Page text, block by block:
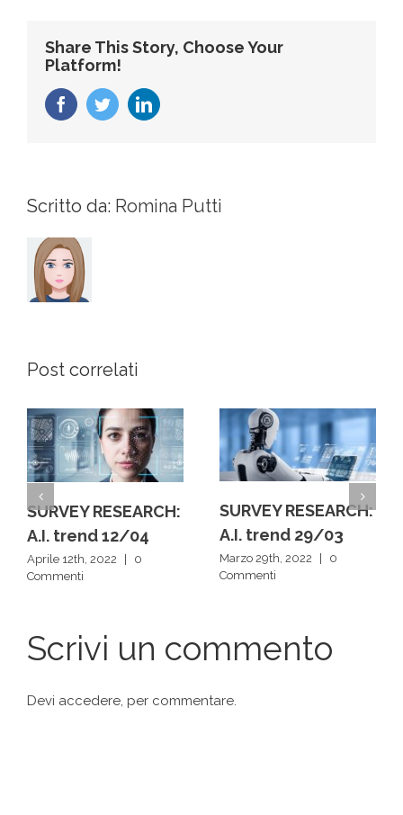
Share This Story, Choose Your
Platform!
FacebookTwitterLinkedIn
Scritto da: Romina Putti
Post correlati
SURVEY RESEARCH:
A.I. trend 12/04
Aprile 12th, 2022
0
Commenti
SURVEY RESEARCH:
A.I. trend 29/03
Marzo 29th, 2022
0
Commenti
Scrivi un commento
Devi accedere, per commentare.